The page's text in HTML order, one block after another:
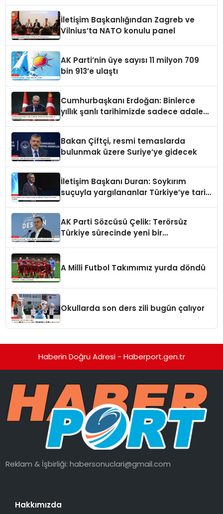
İletişim Başkanlığından Zagreb ve
Vilnius’ta NATO konulu panel
AK Parti’nin üye sayısı 11 milyon 709
bin 913’e ulaştı
Cumhurbaşkanı Erdoğan: Binlerce
yıllık şanlı tarihimizde sadece adalet
Bakan Çiftçi, resmi temaslarda
bulunmak üzere Suriye’ye gidecek
İletişim Başkanı Duran: Soykırım
suçuyla yargılananlar Türkiye’ye tarih
AK Parti Sözcüsü Çelik: Terörsüz
Türkiye sürecinde yeni bir
A Milli Futbol Takımımız yurda döndü
Okullarda son ders zili bugün çalıyor
Haberin Doğru Adresi - Haberport.gen.tr
Reklam & İşbirliği:habersonuclari@gmail.com
Hakkımızda